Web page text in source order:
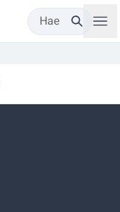
Hae